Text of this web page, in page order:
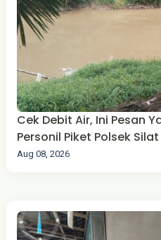
Cek Debit Air, Ini Pesan
Personil Piket Polsek Silat
Aug 08, 2026